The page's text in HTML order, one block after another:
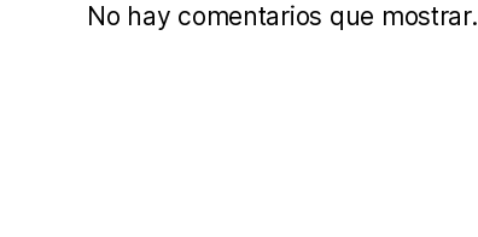
No hay comentarios que mostrar.